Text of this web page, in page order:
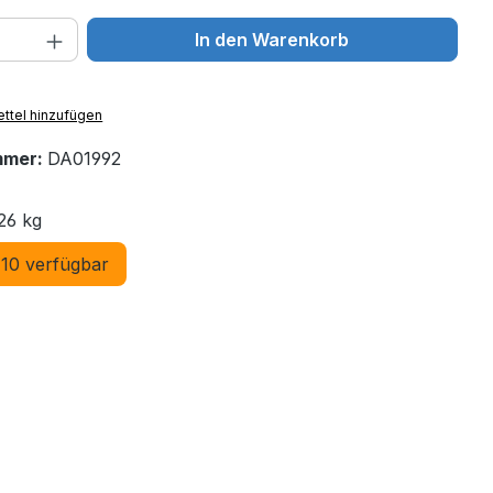
Anzahl: Gib den gewünschten Wert
In den Warenkorb
hinzufügen
DA01992
kg
verfügbar